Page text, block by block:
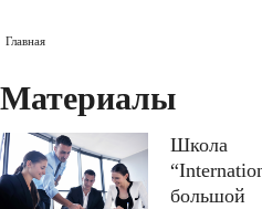
Главная
Материалы
Школа